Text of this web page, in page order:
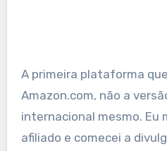
A primeira plataforma
Amazon.com, não a
internacional mesmo. Eu
afiliado e comecei a